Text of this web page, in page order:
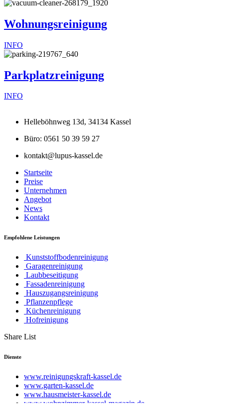
Wohnungsreinigung
INFO
Parkplatzreinigung
INFO
Helleböhnweg 13d, 34134 Kassel
Büro: 0561 50 39 59 27
kontakt@lupus-kassel.de
Startseite
Preise
Unternehmen
Angebot
News
Kontakt
Empfohlene Leistungen
Kunststoffbodenreinigung
Garagenreinigung
Laubbeseitigung
Fassadenreinigung
Hauszugangsreinigung
Pflanzenpflege
Küchenreinigung
Hofreinigung
Share List
Dienste
www.reinigungskraft-kassel.de
www.garten-kassel.de
www.hausmeister-kassel.de
www.wohnzimmer-kassel-magazin.de